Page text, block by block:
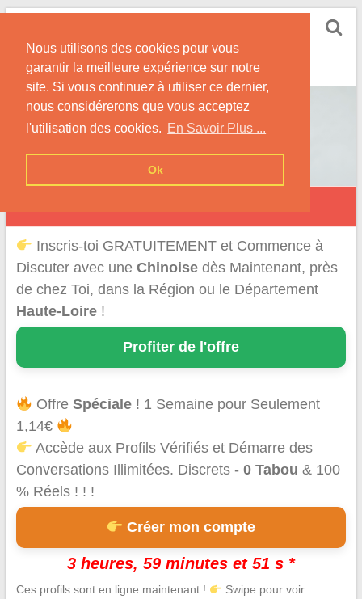
Nous utilisons des cookies pour vous
garantir la meilleure expérience sur notre
site. Si vous continuez à utiliser ce dernier,
nous considérerons que vous acceptez
l'utilisation des cookies. En Savoir Plus ...
Ok
Skip
content
Nos Conseils pour Rencontrer Une Femme
Originaire de Chine !
Inscris-toi GRATUITEMENT et Commence à
Discuter avec une Chinoisedès Maintenant, près
de chez Toi, dans la Région ou le Département
Haute-Loire!
Profiter de l'offre
OffreSpéciale ! 1 Semaine pour Seulement
1,14€
Accède aux Profils Vérifiés et Démarre des
Conversations Illimitées. Discrets - 0 Tabou & 100
% Réels ! ! !
Créer mon compte
3 heures, 59 minutes et 50 s *
Ces profils sont en ligne maintenant ! Swipe pour voir